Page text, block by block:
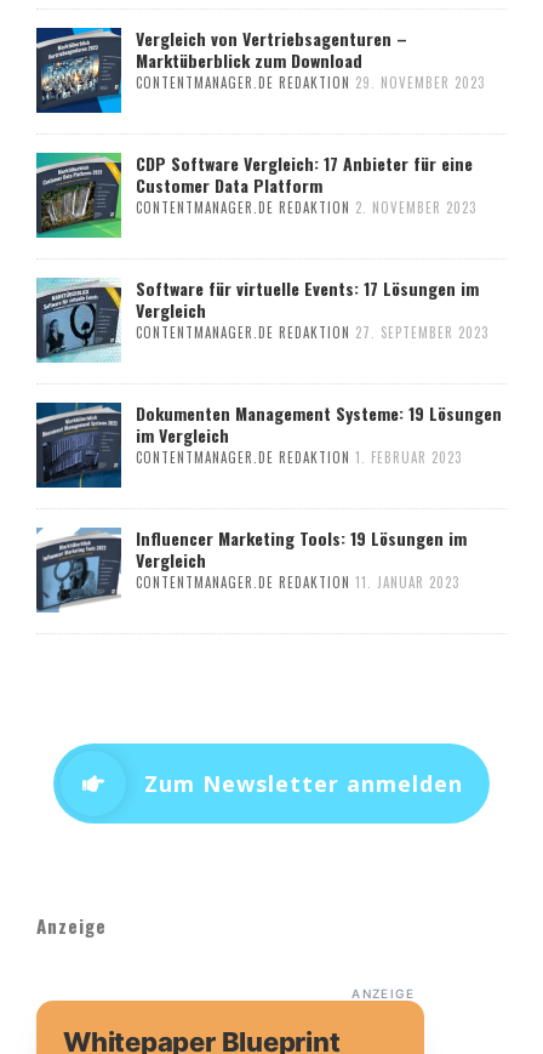
Vergleich von Vertriebsagenturen –
Marktüberblick zum Download
CONTENTMANAGER.DE REDAKTION 29. NOVEMBER 2023
CDP Software Vergleich: 17 Anbieter für eine
Customer Data Platform
CONTENTMANAGER.DE REDAKTION 2. NOVEMBER 2023
Software für virtuelle Events: 17 Lösungen im
Vergleich
CONTENTMANAGER.DE REDAKTION 27. SEPTEMBER 2023
Dokumenten Management Systeme: 19 Lösungen
im Vergleich
CONTENTMANAGER.DE REDAKTION 1. FEBRUAR 2023
Influencer Marketing Tools: 19 Lösungen im
Vergleich
CONTENTMANAGER.DE REDAKTION 11. JANUAR 2023
Zum Newsletter anmelden
Anzeige